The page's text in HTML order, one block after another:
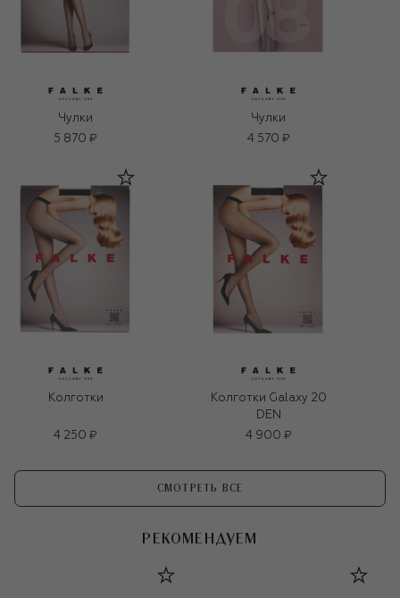
Чулки
5 870 ₽
Чулки
4 570 ₽
Колготки
4 250 ₽
Колготки Galaxy 20
DEN
4 900 ₽
СМОТРЕТЬ ВСЕ
РЕКОМЕНДУЕМ